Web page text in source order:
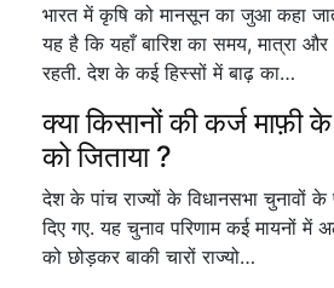
भारत में कृषि को मानसून का जुआ कहा
यह है कि यहाँ बारिश का समय, मात्रा और
रहती. देश के कई हिस्सों में बाढ़ का…
क्या किसानों की कर्ज माफ़ी
को जिताया ?
देश के पांच राज्यों के विधानसभा चुनावों
दिए गए. यह चुनाव परिणाम कई मायनों में
को छोड़कर बाकी चारों राज्यो…